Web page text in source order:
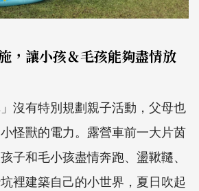
，讓小孩＆毛孩能夠盡情放
沒有特別規劃親子活動，父母也
怪獸的電力。露營車前一大片茵
子和毛小孩盡情奔跑、盪鞦韆、
裡建築自己的小世界，夏日吹起